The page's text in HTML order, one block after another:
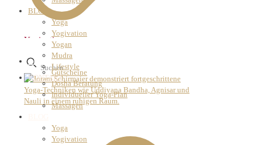
ANGEBOTE
Gutscheine
Dosha Beratung
Individueller Yoga-Plan
Massagen
Yoga
Yogivation
BLOG
Yoga
Yogivation
Yogan
Mudra
Lifestyle
KONTAKT
Yogivation